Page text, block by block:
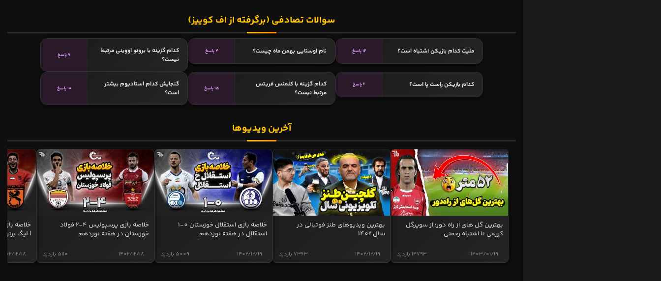
سوالات تصادفی (برگرفته از اف کوییز)
ملیت کدام بازیکن اشتباه است؟ 12 پاسخ نام اوستایی بهمن ماه چیست؟ 4 پاسخ
کدام گزینه با برونو اووینی مرتبط
نیست؟
7 پاسخ
کدام بازیکن راست پا است؟ 6 پاسخ
کدام گزینه با کلمنس فریتس
مرتبط نیست؟
15 پاسخ
گنجایش کدام استادیوم بیشتر
است؟
10 پاسخ
آخرین ویدیوها
بهترین گل های از راه دور؛ از سوپرگل
کریمی تا اشتباه رحمتی
14793 بازدید 1403/01/19
بهترین ویدیوهای طنز فوتبالی در
سال 1402
7363 بازدید 1402/12/19
خلاصه بازی استقلال خوزستان 0-1
استقلال در هفته نوزدهم
5009 بازدید 1402/12/19
خلاصه بازی پرسپولیس 4-2 فولاد
خوزستان در هفته نوزدهم
5110 بازدید 1402/12/18
| لیگ برتر
1402/12/18